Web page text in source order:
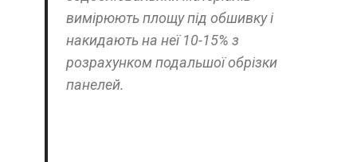
вимірюють площу під обшивку і
накидають на неї 10-15% з
розрахунком подальшої обрізки
панелей.